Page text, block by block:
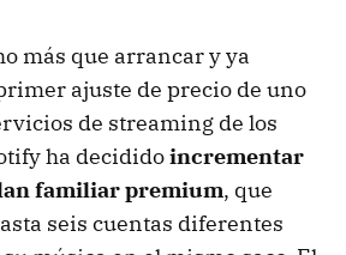
más que arrancar y ya
ajuste de precio de uno
de streaming de los
ha decididoincrementar
familiar premium, que
seis cuentas diferentes